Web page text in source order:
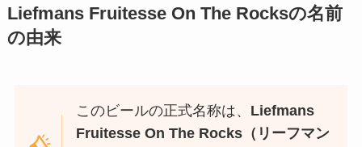
Liefmans Fruitesse On The Rocksの名前
の由来
このビールの正式名称は、 Liefmans
Fruitesse On The Rocks（リーフマン